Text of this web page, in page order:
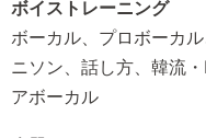
ボイストレーニング
ボーカル、プロボーカ
ニソン、話し方、韓流
アボーカル